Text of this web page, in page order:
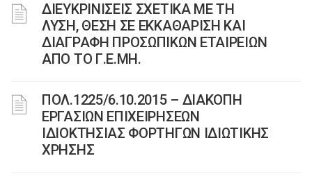
ΔΙΕΥΚΡΙΝΙΣΕΙΣ ΣΧΕΤΙΚΑ ΜΕ ΤΗ
ΛΥΣΗ, ΘΕΣΗ ΣΕ ΕΚΚΑΘΑΡΙΣΗ ΚΑΙ
ΔΙΑΓΡΑΦΗ ΠΡΟΣΩΠΙΚΩΝ ΕΤΑΙΡΕΙΩΝ
ΑΠΟ ΤΟ Γ.Ε.ΜΗ.
ΠΟΛ.1225/6.10.2015 – ΔΙΑΚΟΠΗ
ΕΡΓΑΣΙΩΝ ΕΠΙΧΕΙΡΗΣΕΩΝ
ΙΔΙΟΚΤΗΣΙΑΣ ΦΟΡΤΗΓΩΝ ΙΔΙΩΤΙΚΗΣ
ΧΡΗΣΗΣ